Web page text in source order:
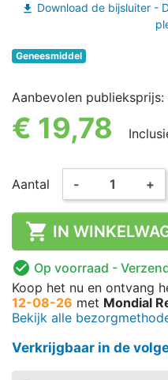
file_download Download de bijsluiter -
Geneesmiddel
Aanbevolen
€ 19,78
Aantal - +
 IN
 Op voorraad -
Koop het nu en ontvang
12-08-26 met Mondial
Bekijk alle
Verkrijgbaar in de